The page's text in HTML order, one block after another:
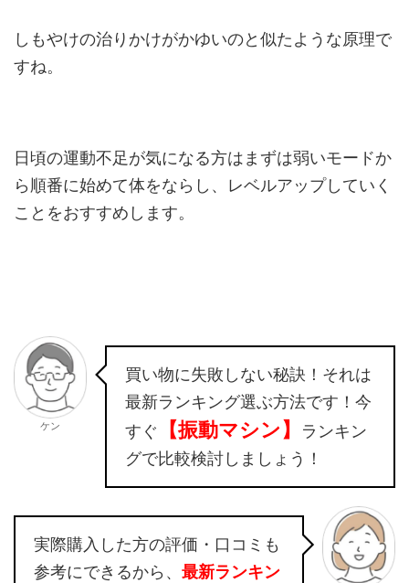
しもやけの治りかけがかゆいのと似たような原理で
すね。
日頃の運動不足が気になる方はまずは弱いモードか
ら順番に始めて体をならし、レベルアップしていく
ことをおすすめします。
ケン
買い物に失敗しない秘訣！それは
最新ランキング選ぶ方法です！今
すぐ
【振動マシン】
ランキン
グで比較検討しましょう！
実際購入した方の評価・口コミも
参考にできるから、 最新ランキン